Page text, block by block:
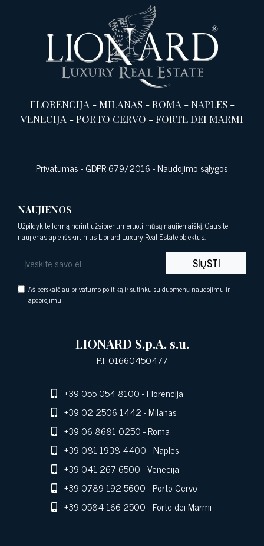
FLORENCIJA -MILANAS -ROMA -NAPLES -
VENECIJA -PORTO CERVO -FORTE DEI MARMI
Privatumas-GDPR 679/2016-Naudojimo sąlygos
NAUJIENOS
Užpildykite formą norint užsiprenumeruoti mūsų naujienlaiškį. Gausite
naujienas apie išskirtinius Lionard Luxury Real Estate objektus.
SIŲSTI
Aš perskaičiau privatumo politiką ir sutinku su duomenų naudojimu ir
apdorojimu
LIONARD S.p.A. s.u.
P.I. 01660450477
+39 055 054 8100- Florencija
+39 02 2506 1442- Milanas
+39 06 8681 0250- Roma
+39 081 1938 4400- Naples
+39 041 267 6500- Venecija
+39 0789 192 5600- Porto Cervo
+39 0584 166 2500- Forte dei Marmi